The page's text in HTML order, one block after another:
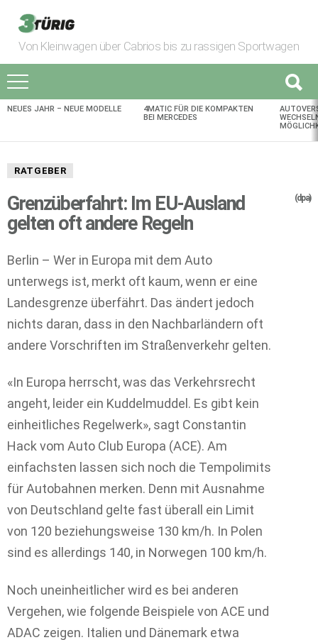
Von Kleinwagen über Cabrios bis zu rassigen Sportwagen
AKTUELLES
NEUES JAHR – NEUE MODELLE
4MATIC FÜR DIE KOMPAKTEN
BEI MERCEDES
RATGEBER
Grenzüberfahrt: Im EU-Ausland
gelten oft andere Regeln
(dpa)
Berlin – Wer in Europa mit dem Auto
unterwegs ist, merkt oft kaum, wenn er eine
Landesgrenze überfährt. Das ändert jedoch
nichts daran, dass in den Nachbarländern oft
andere Vorschriften im Straßenverkehr gelten.
«In Europa herrscht, was das Verkehrsrecht
angeht, leider ein Kuddelmuddel. Es gibt kein
einheitliches Regelwerk», sagt Constantin
Hack vom Auto Club Europa (ACE). Am
einfachsten lassen sich noch die Tempolimits
für Autobahnen merken. Denn mit Ausnahme
von Deutschland gelte fast überall ein Limit
von 120 beziehungsweise 130 km/h. In Polen
sind es allerdings 140, in Norwegen 100 km/h.
Noch uneinheitlicher wird es bei anderen
Vergehen, wie folgende Beispiele von ACE und
ADAC zeigen. Italien und Dänemark etwa